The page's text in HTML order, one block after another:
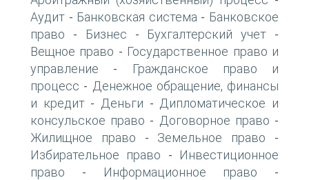
Аудит - Банковская система - Банковское
право - Бизнес - Бухгалтерский учет -
Вещное право - Государственное право и
управление -
Гражданское право и
процесс - Денежное обращение, финансы
и кредит- Деньги - Дипломатическое и
консульское право - Договорное право -
Жилищное право - Земельное право -
Избирательное право -
Инвестиционное
право - Информационное право -